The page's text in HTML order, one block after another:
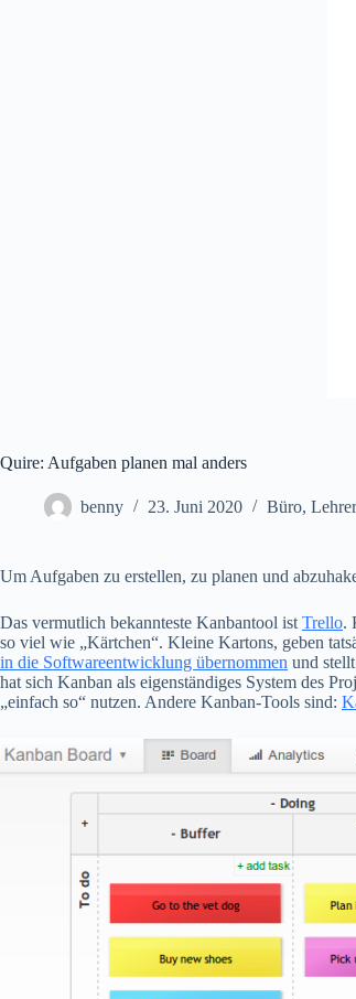
Quire: Aufgaben planen mal anders
benny 23. Juni 2020 Büro, Lehrer
Um Aufgaben zu erstellen, zu planen und
Das vermutlich bekannteste Kanbantool ist Trello.
so viel wie „Kärtchen“. Kleine Kartons, geben
in die Softwareentwicklung übernommen und
hat sich Kanban als eigenständiges System des
„einfach so“ nutzen. Andere Kanban-Tools sind: